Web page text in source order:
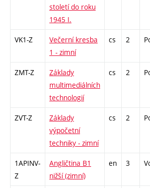
století do roku
1945 I.
VK1-Z
Večerní kresba
1 - zimní
cs 2
ZMT-Z
Základy
multimediálních
technologií
cs 2
ZVT-Z
Základy
výpočetní
techniky - zimní
cs 2
1APINV-
Z
Angličtina B1
nižší (zimní)
en 3